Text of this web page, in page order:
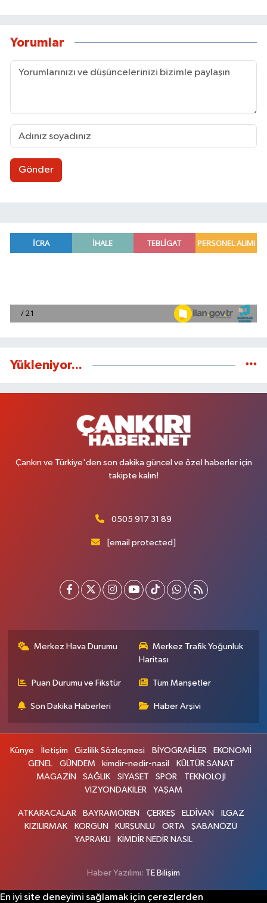
Yorumlar
Gönder
Yükleniyor...
Çankırı ve Türkiye'den son dakika güncel ve özel haberler için
takipte kalın!
0505 917 31 89
[email protected]
Merkez Hava Durumu
Merkez Trafik Yoğunluk
Haritası
Puan Durumu ve Fikstür Tüm Manşetler
Son Dakika Haberleri Haber Arşivi
Künye İletişim Gizlilik Sözleşmesi BİYOGRAFİLER
EKONOMİ
GENEL
GÜNDEM kimdir-nedir-nasil
KÜLTÜR SANAT
MAGAZİN
SAĞLIK SİYASET SPOR
TEKNOLOJİ
VİZYONDAKİLER
YAŞAM
ATKARACALAR BAYRAMÖREN ÇERKEŞ ELDİVAN
ILGAZ
KIZILIRMAK
KORGUN KURŞUNLU ORTA
ŞABANÖZÜ
YAPRAKLI
KİMDİR NEDİR NASIL
Haber Yazılımı: TE Bilişim
En iyi site deneyimi sağlamak için çerezlerden